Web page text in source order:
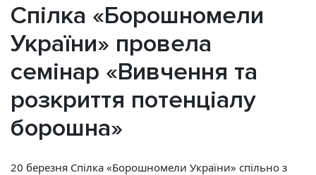
Спілка «Борошномели
України» провела
семінар «Вивчення та
розкриття потенціалу
борошна»
20 березня Спілка «Борошномели України» спільно з